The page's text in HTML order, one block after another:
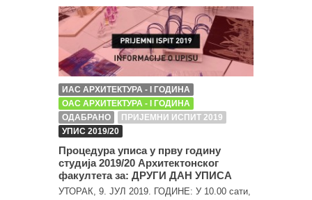
ИАС АРХИТЕКТУРА - I ГОДИНА
ОАС АРХИТЕКТУРА - I ГОДИНА
ОДАБРАНО
ПРИЈЕМНИ ИСПИТ 2019
УПИС 2019/20
Процедура уписа у прву годину
студија 2019/20 Архитектонског
факултета за: ДРУГИ ДАН УПИСА
УТОРАК, 9. ЈУЛ 2019. ГОДИНЕ: У 10.00 сати,